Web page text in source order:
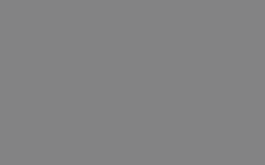
και τη
cookies.
από το
με τον τρόπο
χρήστης
ιστότοπο και